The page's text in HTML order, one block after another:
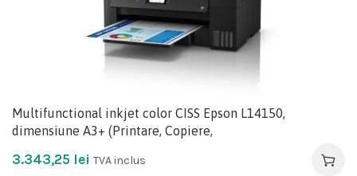
Multifunctional inkjet color CISS Epson L14150,
dimensiune A3+ (Printare, Copiere,
3.343,25 lei TVA inclus